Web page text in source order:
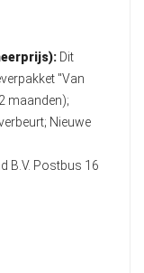
Dit
"Van
maanden);
Nieuwe
B.V. Postbus 16